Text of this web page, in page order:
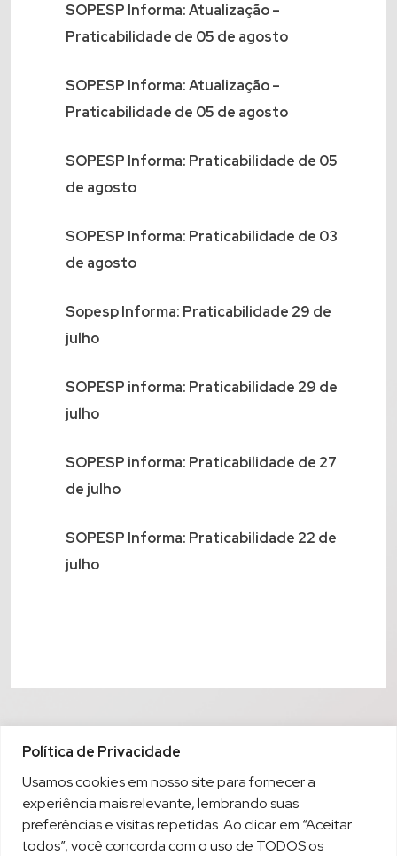
Política de Privacidade
Usamos cookies em nosso site para fornecer a
experiência mais relevante, lembrando suas
preferências e visitas repetidas. Ao clicar em “Aceitar
todos”, você concorda com o uso de TODOS os
SOPESP Informa: Atualização –
Praticabilidade de 05 de agosto
SOPESP Informa: Atualização –
Praticabilidade de 05 de agosto
SOPESP Informa: Praticabilidade de 05
de agosto
SOPESP Informa: Praticabilidade de 03
de agosto
Sopesp Informa: Praticabilidade 29 de
julho
SOPESP informa: Praticabilidade 29 de
julho
SOPESP informa: Praticabilidade de 27
de julho
SOPESP Informa: Praticabilidade 22 de
julho